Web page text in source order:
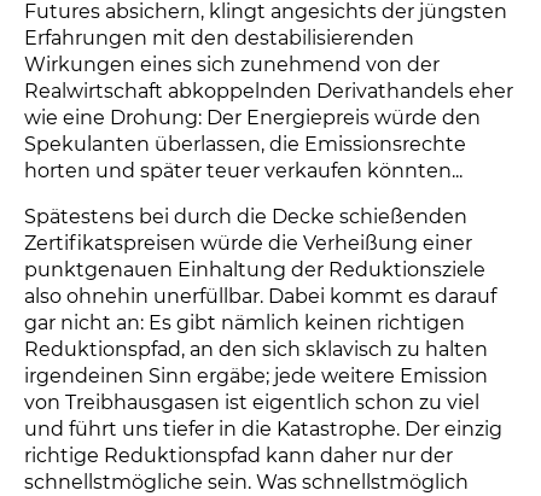
Futures absichern, klingt angesichts der jüngsten
Erfahrungen mit den destabilisierenden
Wirkungen eines sich zunehmend von der
Realwirtschaft abkoppelnden Derivathandels eher
wie eine Drohung: Der Energiepreis würde den
Spekulanten überlassen, die Emissionsrechte
horten und später teuer verkaufen könnten...
Spätestens bei durch die Decke schießenden
Zertifikatspreisen würde die Verheißung einer
punktgenauen Einhaltung der Reduktionsziele
also ohnehin unerfüllbar. Dabei kommt es darauf
gar nicht an: Es gibt nämlich keinen richtigen
Reduktionspfad, an den sich sklavisch zu halten
irgendeinen Sinn ergäbe; jede weitere Emission
von Treibhausgasen ist eigentlich schon zu viel
und führt uns tiefer in die Katastrophe. Der einzig
richtige Reduktionspfad kann daher nur der
schnellstmögliche sein. Was schnellstmöglich